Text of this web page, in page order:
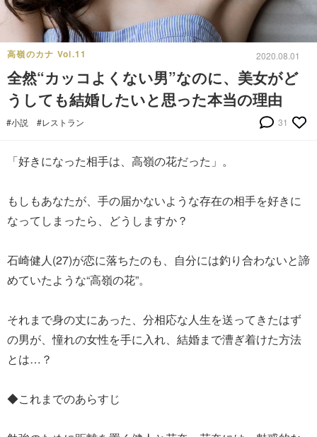
高嶺のカナ Vol.11 2020.08.01
全然“カッコよくない男”なのに、美女がど
うしても結婚したいと思った本当の理由
#小説 #レストラン 31
「好きになった相手は、高嶺の花だった」。
もしもあなたが、手の届かないような存在の相手を好きに
なってしまったら、どうしますか？
石崎健人(27)が恋に落ちたのも、自分には釣り合わないと諦
めていたような“高嶺の花”。
それまで身の丈にあった、分相応な人生を送ってきたはず
の男が、憧れの女性を手に入れ、結婚まで漕ぎ着けた方法
とは…？
◆これまでのあらすじ